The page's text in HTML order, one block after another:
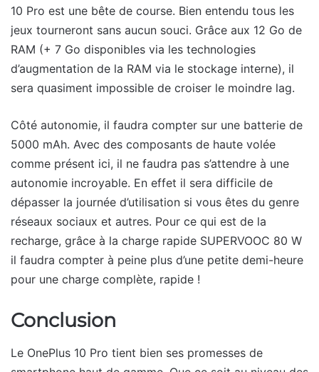
10 Pro est une bête de course. Bien entendu tous les
jeux tourneront sans aucun souci. Grâce aux 12 Go de
RAM (+ 7 Go disponibles via les technologies
d’augmentation de la RAM via le stockage interne), il
sera quasiment impossible de croiser le moindre lag.
Côté autonomie, il faudra compter sur une batterie de
5000 mAh. Avec des composants de haute volée
comme présent ici, il ne faudra pas s’attendre à une
autonomie incroyable. En effet il sera difficile de
dépasser la journée d’utilisation si vous êtes du genre
réseaux sociaux et autres. Pour ce qui est de la
recharge, grâce à la charge rapide SUPERVOOC 80 W
il faudra compter à peine plus d’une petite demi-heure
pour une charge complète, rapide !
Conclusion
Le OnePlus 10 Pro tient bien ses promesses de